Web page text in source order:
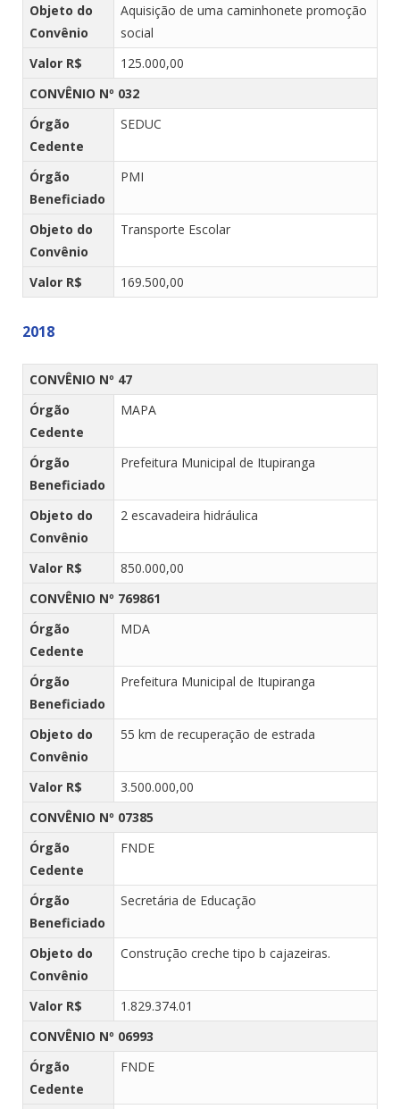
Objeto do
Convênio
Aquisição de uma caminhonete promoção
social
Valor R$
125.000,00
CONVÊNIO Nº 032
Órgão
Cedente
SEDUC
Órgão
Beneficiado
PMI
Objeto do
Convênio
Transporte Escolar
Valor R$ 169.500,00
2018
CONVÊNIO Nº 47
Órgão
Cedente
MAPA
Órgão
Beneficiado
Prefeitura Municipal de Itupiranga
Objeto do
Convênio
2 escavadeira hidráulica
Valor R$
850.000,00
CONVÊNIO Nº 769861
Órgão
Cedente
MDA
Órgão
Beneficiado
Prefeitura Municipal de Itupiranga
Objeto do
Convênio
55 km de recuperação de estrada
Valor R$
3.500.000,00
CONVÊNIO Nº 07385
Órgão
Cedente
FNDE
Órgão
Beneficiado
Secretária de Educação
Objeto do
Convênio
Construção creche tipo b cajazeiras.
Valor R$
1.829.374.01
CONVÊNIO Nº 06993
Órgão
Cedente
FNDE